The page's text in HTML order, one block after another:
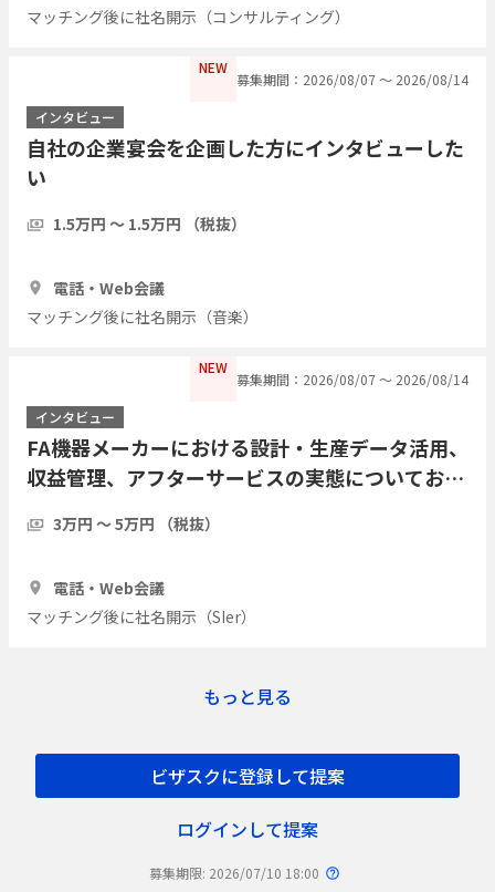
マッチング後に社名開示（コンサルティング）
NEW
募集期間：2026/08/07 〜 2026/08/14
インタビュー
自社の企業宴会を企画した方にインタビューした
い
1.5万円 〜 1.5万円 （税抜）
電話・Web会議
マッチング後に社名開示（音楽）
NEW
募集期間：2026/08/07 〜 2026/08/14
インタビュー
FA機器メーカーにおける設計・生産データ活用、
収益管理、アフターサービスの実態についてお伺
3万円 〜 5万円 （税抜）
電話・Web会議
マッチング後に社名開示（SIer）
もっと見る
ビザスクに登録して提案
ログインして提案
募集期限: 2026/07/10 18:00